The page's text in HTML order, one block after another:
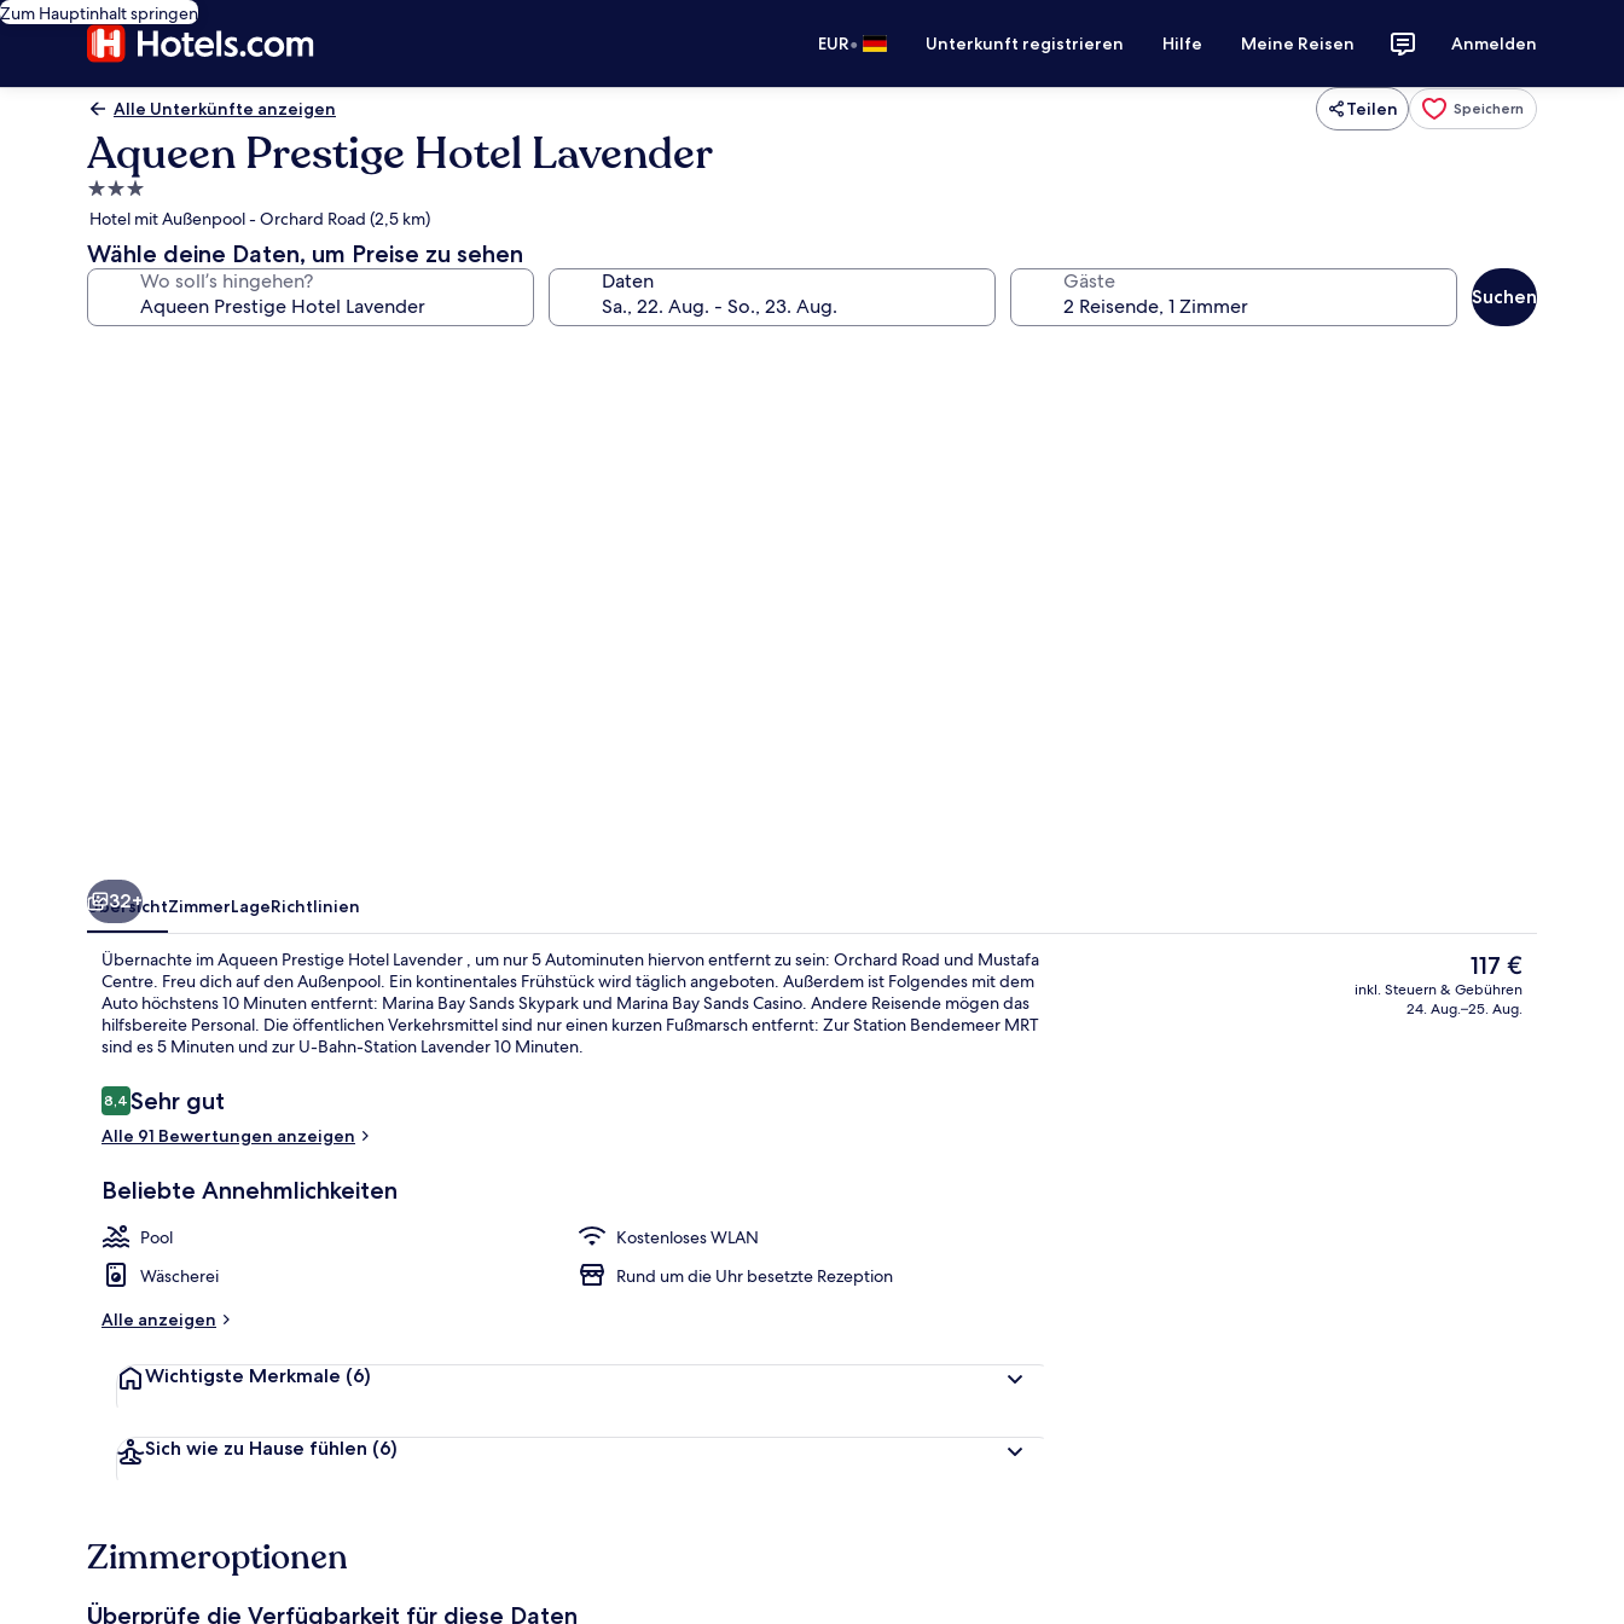
Zum Hauptinhalt springen
EUR• Unterkunft registrieren Hilfe Meine Reisen Anmelden
Alle Unterkünfte anzeigen Teilen Speichern
Aqueen Prestige Hotel Lavender
3.0-
Sterne-
Unterkunft
Hotel mit Außenpool - Orchard Road (2,5 km)
Wähle deine Daten, um Preise zu sehen
Wo soll’s hingehen? Daten Gäste
Suchen
Rezeption Fassade der Unterkunft
32+
ÜbersichtZimmerLageRichtlinien
Übernachte im Aqueen Prestige Hotel Lavender , um nur 5 Autominuten hiervon entfernt zu sein: Orchard Road und Mustafa
Centre. Freu dich auf den Außenpool. Ein kontinentales Frühstück wird täglich angeboten. Außerdem ist Folgendes mit dem
Auto höchstens 10 Minuten entfernt: Marina Bay Sands Skypark und Marina Bay Sands Casino. Andere Reisende mögen das
hilfsbereite Personal. Die öffentlichen Verkehrsmittel sind nur einen kurzen Fußmarsch entfernt: Zur Station Bendemeer MRT
sind es 5 Minuten und zur U-Bahn-Station Lavender 10 Minuten.
Bewertungen
8,48,4 von 10.
Sehr gut
Alle 91 Bewertungen anzeigen
Beliebte Annehmlichkeiten
Pool
Kostenloses WLAN
Wäscherei
Rund um die Uhr besetzte Rezeption
Alle anzeigen
Wichtigste Merkmale (6)
Sich wie zu Hause fühlen (6)
Der
aktuelle
Preis
117 €
inkl. Steuern & Gebühren
24. Aug.–25. Aug.
Zimmeroptionen
Überprüfe die Verfügbarkeit für diese Daten